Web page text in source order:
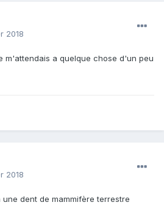
2018
m'attendais a quelque chose d'un peu
2018
dent de mammifère terrestre